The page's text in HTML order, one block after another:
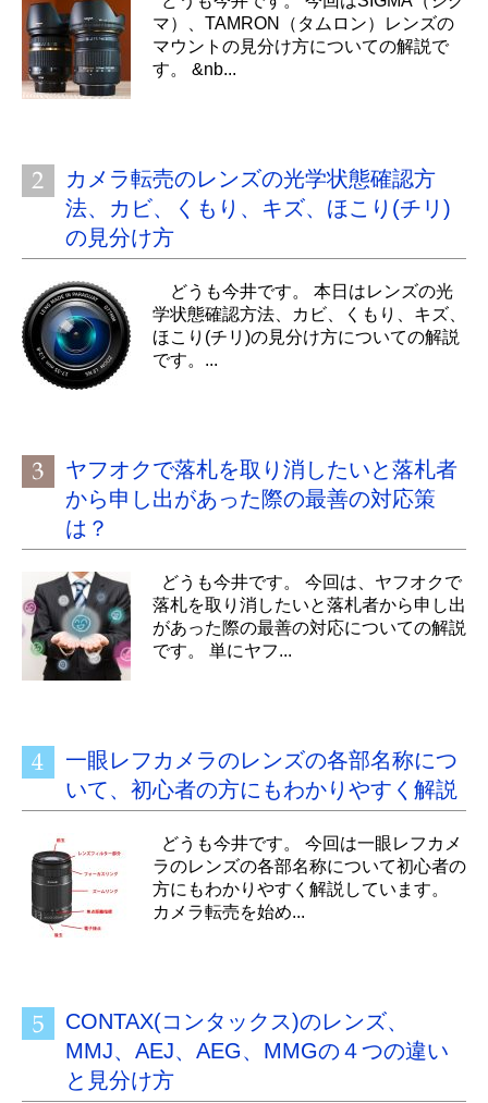
マ）、TAMRON（タムロン）レンズの
マウントの見分け方についての解説で
す。 &nb...
カメラ転売のレンズの光学状態確認方
法、カビ、くもり、キズ、ほこり(チリ)
の見分け方
どうも今井です。 本日はレンズの光
学状態確認方法、カビ、くもり、キズ、
ほこり(チリ)の見分け方についての解説
です。...
ヤフオクで落札を取り消したいと落札者
から申し出があった際の最善の対応策
は？
どうも今井です。 今回は、ヤフオクで
落札を取り消したいと落札者から申し出
があった際の最善の対応についての解説
です。 単にヤフ...
一眼レフカメラのレンズの各部名称につ
いて、初心者の方にもわかりやすく解説
どうも今井です。 今回は一眼レフカメ
ラのレンズの各部名称について初心者の
方にもわかりやすく解説しています。
カメラ転売を始め...
CONTAX(コンタックス)のレンズ、
MMJ、AEJ、AEG、MMGの４つの違い
と見分け方